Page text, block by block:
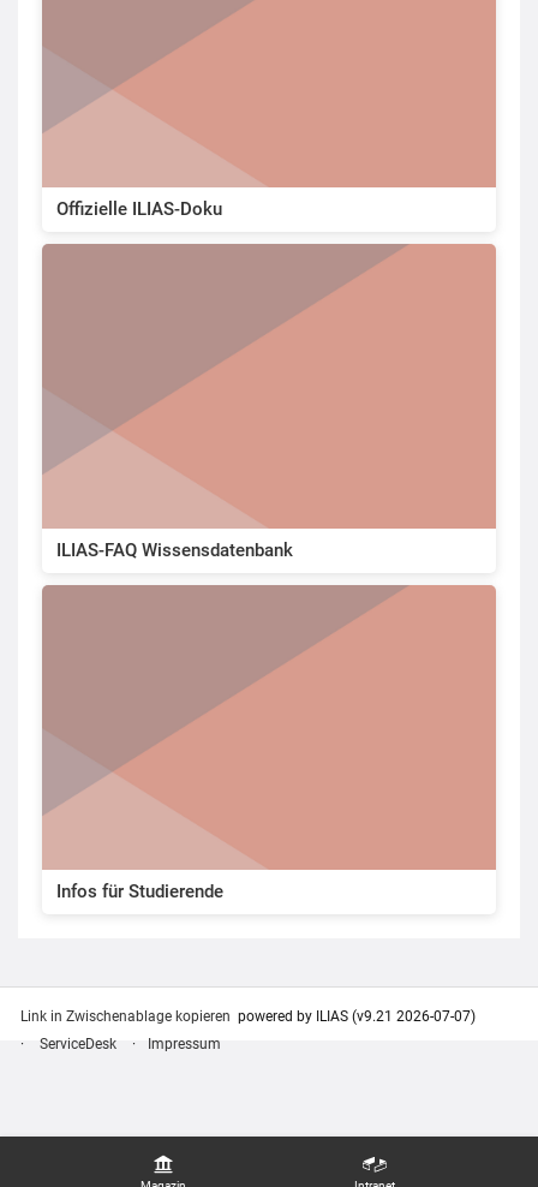
Offizielle ILIAS-Doku
ILIAS-FAQ Wissensdatenbank
Infos für Studierende
Link in Zwischenablage kopieren powered by ILIAS (v9.21 2026-07-07)
ServiceDesk
Impressum